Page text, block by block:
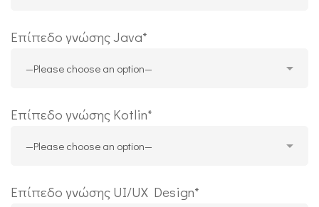
Επίπεδο γνώσης Java*
Επίπεδο γνώσης Kotlin*
Επίπεδο γνώσης UI/UX Design*